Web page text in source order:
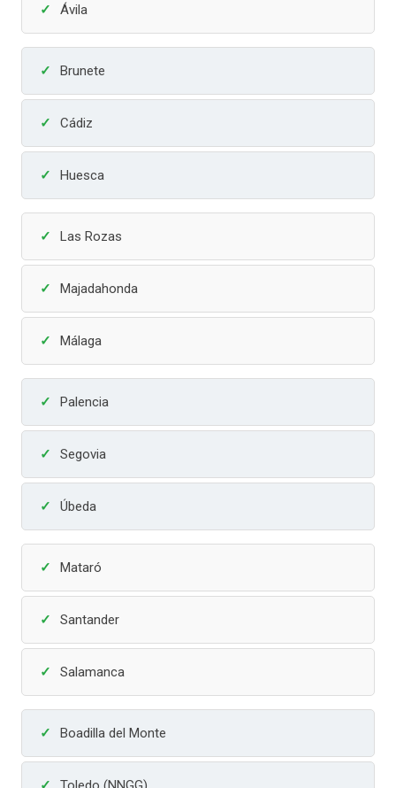
Ávila
Brunete
Cádiz
Huesca
Las Rozas
Majadahonda
Málaga
Palencia
Segovia
Úbeda
Mataró
Santander
Salamanca
Boadilla del Monte